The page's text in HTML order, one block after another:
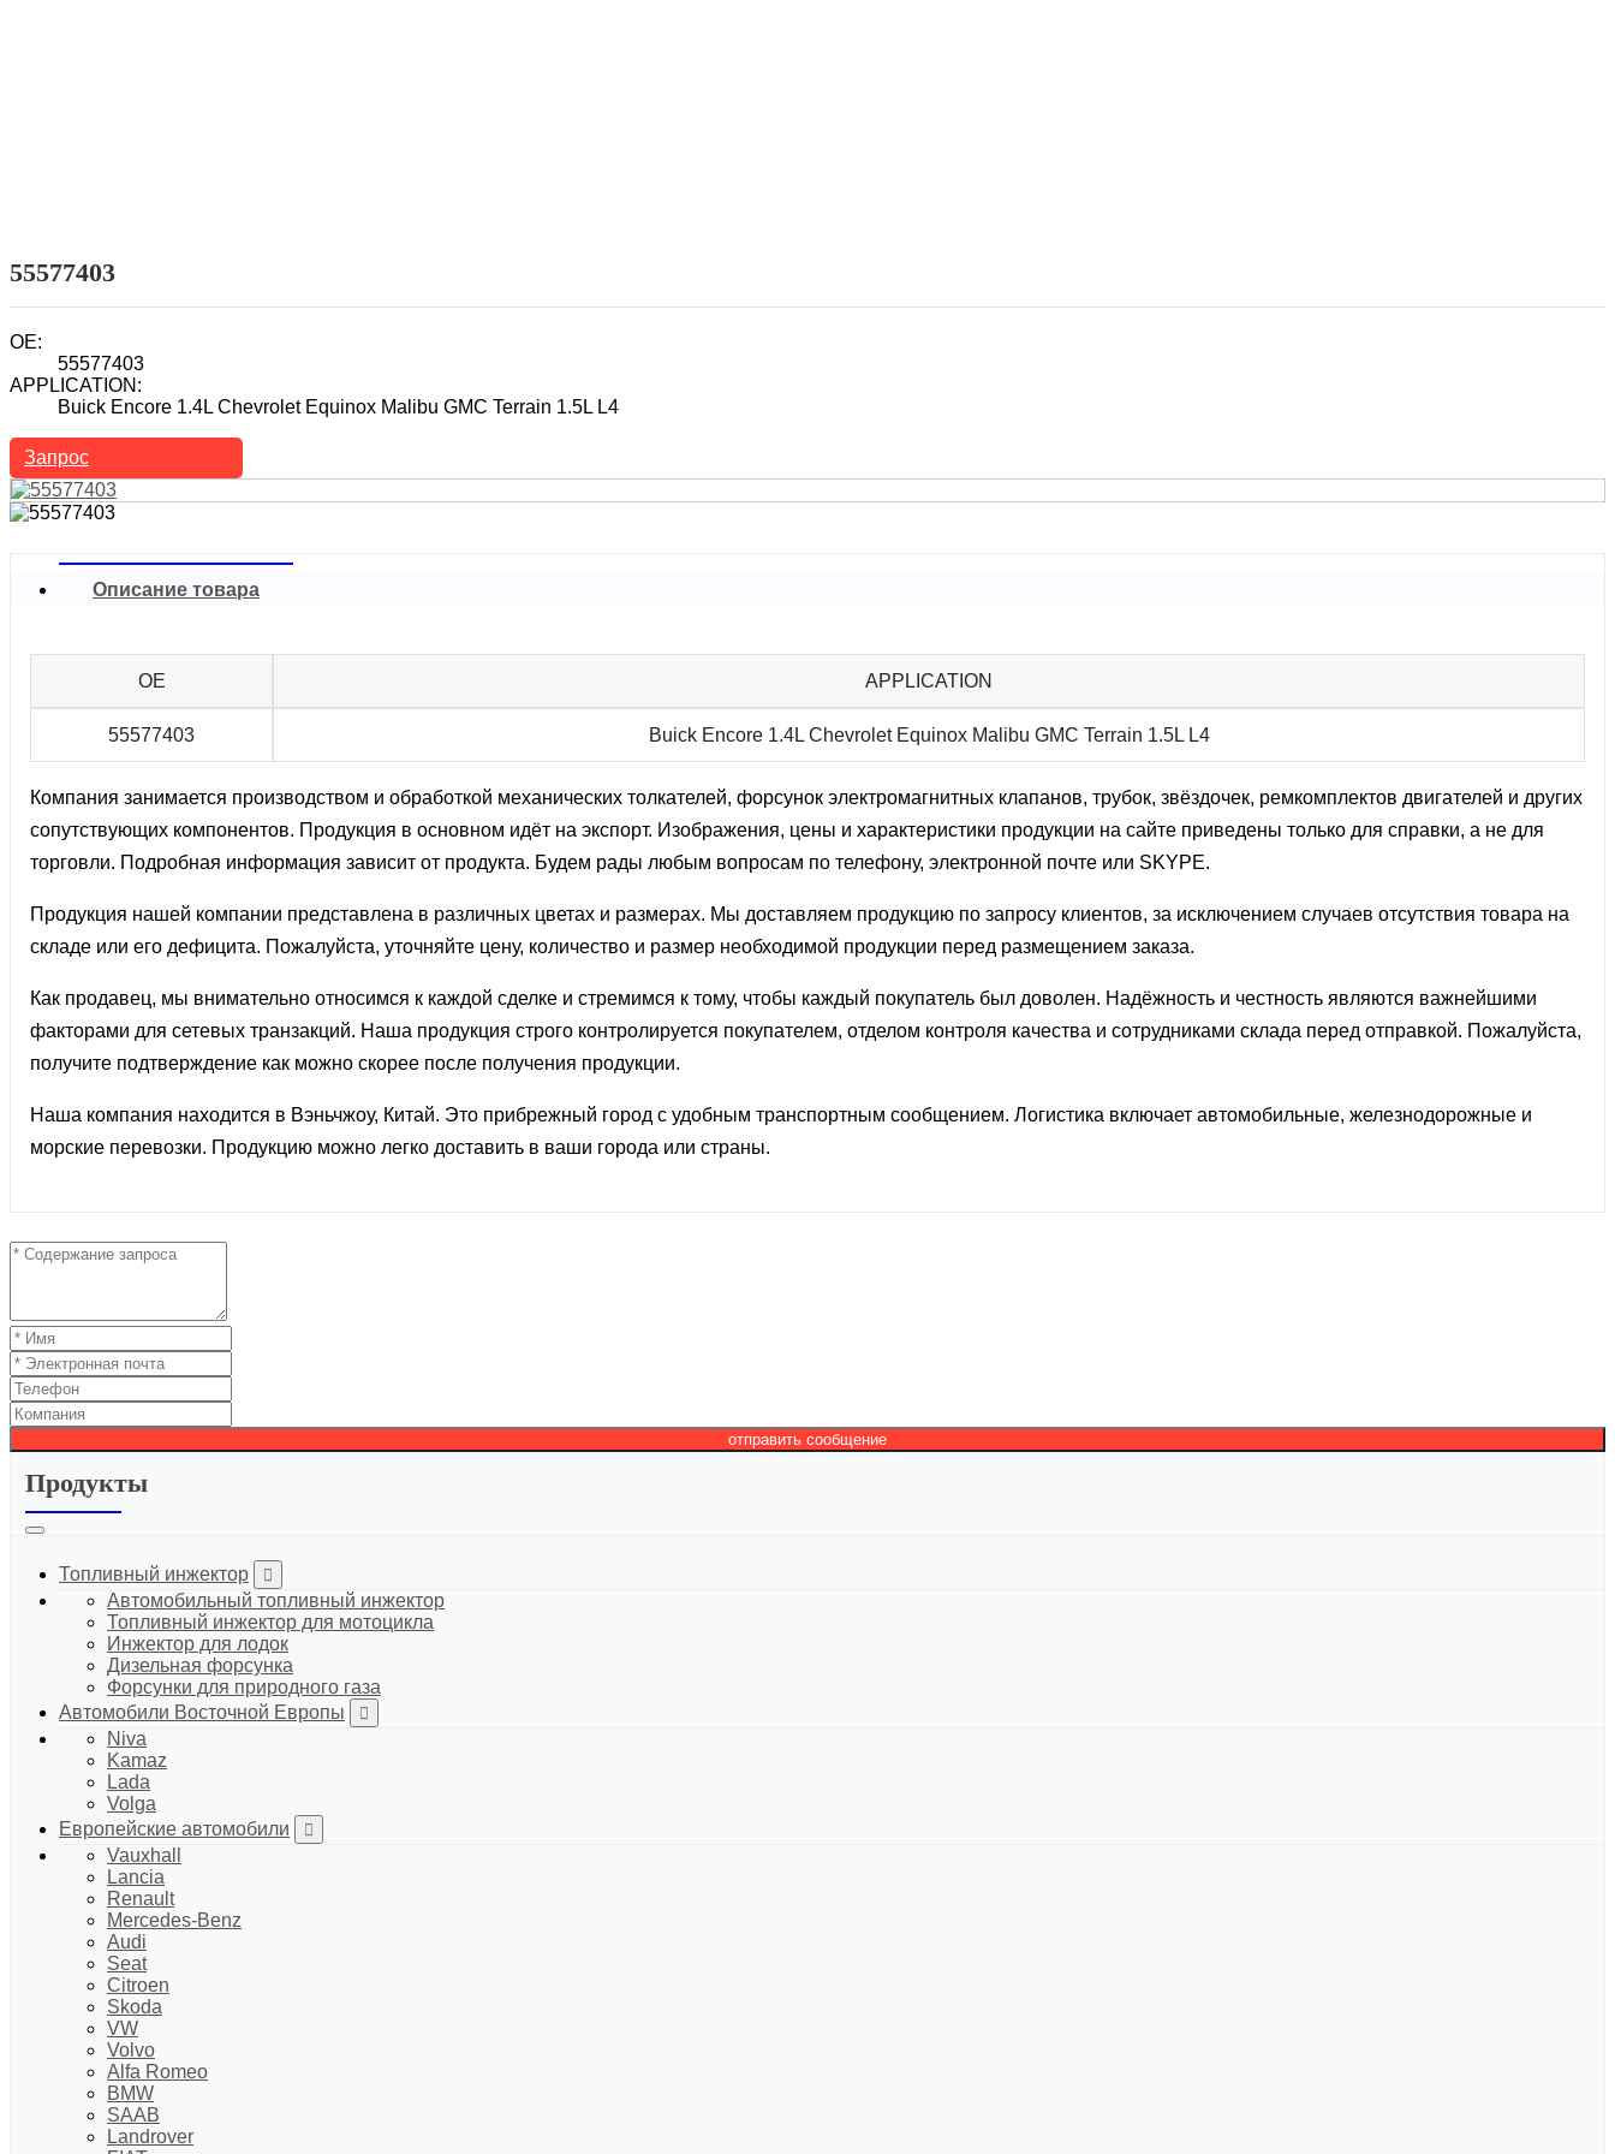
55577403
OE:
55577403
APPLICATION:
Buick Encore 1.4L Chevrolet Equinox Malibu GMC Terrain 1.5L L4
Запрос
Описание товара
OE APPLICATION
55577403 Buick Encore 1.4L Chevrolet Equinox Malibu GMC Terrain 1.5L L4
Компания занимается производством и обработкой механических толкателей, форсунок электромагнитных клапанов, трубок, звёздочек, ремкомплектов двигателей и других
сопутствующих компонентов. Продукция в основном идёт на экспорт. Изображения, цены и характеристики продукции на сайте приведены только для справки, а не для
торговли. Подробная информация зависит от продукта. Будем рады любым вопросам по телефону, электронной почте или SKYPE.
Продукция нашей компании представлена ​​в различных цветах и ​​размерах. Мы доставляем продукцию по запросу клиентов, за исключением случаев отсутствия товара на
складе или его дефицита. Пожалуйста, уточняйте цену, количество и размер необходимой продукции перед размещением заказа.
Как продавец, мы внимательно относимся к каждой сделке и стремимся к тому, чтобы каждый покупатель был доволен. Надёжность и честность являются важнейшими
факторами для сетевых транзакций. Наша продукция строго контролируется покупателем, отделом контроля качества и сотрудниками склада перед отправкой. Пожалуйста,
получите подтверждение как можно скорее после получения продукции.
Наша компания находится в Вэньчжоу, Китай. Это прибрежный город с удобным транспортным сообщением. Логистика включает автомобильные, железнодорожные и
морские перевозки. Продукцию можно легко доставить в ваши города или страны.
отправить сообщение
Продукты
Топливный инжектор
Автомобильный топливный инжектор
Топливный инжектор для мотоцикла
Инжектор для лодок
Дизельная форсунка
Форсунки для природного газа
Автомобили Восточной Европы
Niva
Kamaz
Lada
Volga
Европейские автомобили
Vauxhall
Lancia
Renault
Mercedes-Benz
Audi
Seat
Citroen
Skoda
VW
Volvo
Alfa Romeo
BMW
SAAB
Landrover